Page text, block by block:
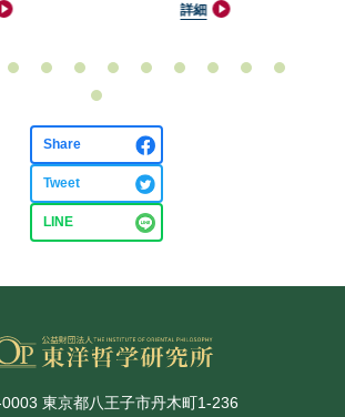
詳細
Share
Tweet
LINE
東京都八王子市丹木町1-236